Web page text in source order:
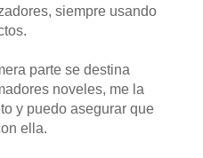
siempre usando
parte se destina
noveles, me la
y puedo asegurar que
ella.